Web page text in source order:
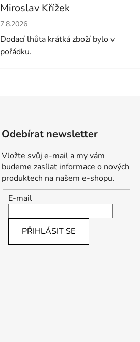
Miroslav Křížek
Hodnocení obchodu je 5 z 5 hvězdiček.
7.8.2026
Dodací lhůta krátká zboží bylo v
pořádku.
Odebírat newsletter
Vložte svůj e-mail a my vám
budeme zasílat informace o nových
produktech na našem e-shopu.
E-mail
PŘIHLÁSIT SE